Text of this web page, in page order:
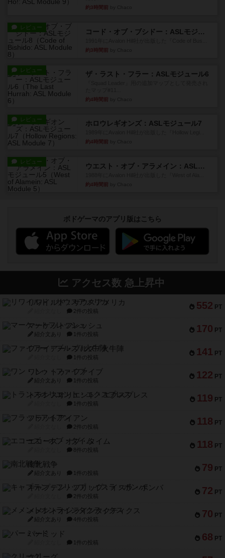
約3時間前
レビュー
コード・オブ・ブシドー：ASLモジュール8
約3時間前
レビュー ザ・ラスト・フラー：ASLモジュール6
約4時間前
レビュー ホロウレギオンズ：ASLモジュール7
約4時間前
レビュー
ウエスト・オブ・アラメイン：ASLモジュール5
約4時間前
ボドゲーマのアプリ版はこちら
アクセス数 急上昇中
552 PT
リワイルド：サウスアメリカ
2件の投稿
170 PT
マーケットフレッシュ
紹介文あり 1件の投稿
141 PT
ファイアー・ブルズ / 火牛陣
1件の投稿
122 PT
ワン・トゥ・ファイブ
紹介文あり 1件の投稿
119 PT
トランスオリエント・エクスプレス
1件の投稿
118 PT
フラットアイアン
2件の投稿
118 PT
エコーズ・オブ・タイム
8件の投稿
79 PT
南北戦争
紹介文あり 1件の投稿
72 PT
キャプテン・フリップ：イスラ・ボンバ
2件の投稿
70 PT
メメントオンラインタクティクス
紹介文あり 4件の投稿
68 PT
パーミッド
1件の投稿